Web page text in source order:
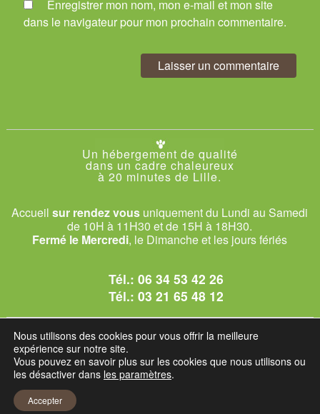
Enregistrer mon nom, mon e-mail et mon site
dans le navigateur pour mon prochain commentaire.
Un hébergement de qualité
dans un cadre chaleureux
à 20 minutes de Lille.
Accueilsur rendez vous uniquement du Lundi au Samedi
de 10H à 11H30 et de 15H à 18H30.
Fermé le Mercredi, le Dimanche et les jours fériés
Tél.:06 34 53 42 26
Tél.:03 21 65 48 12
© 2026 Le Club des Chats
1228 rue bataille - 62840 Sailly-sur-la-Lys.
Mentions légales et C.G.U
Nous utilisons des cookies pour vous offrir la meilleure
expérience sur notre site.
Vous pouvez en savoir plus sur les cookies que nous utilisons ou
les désactiver dans les paramètres.
Accepter